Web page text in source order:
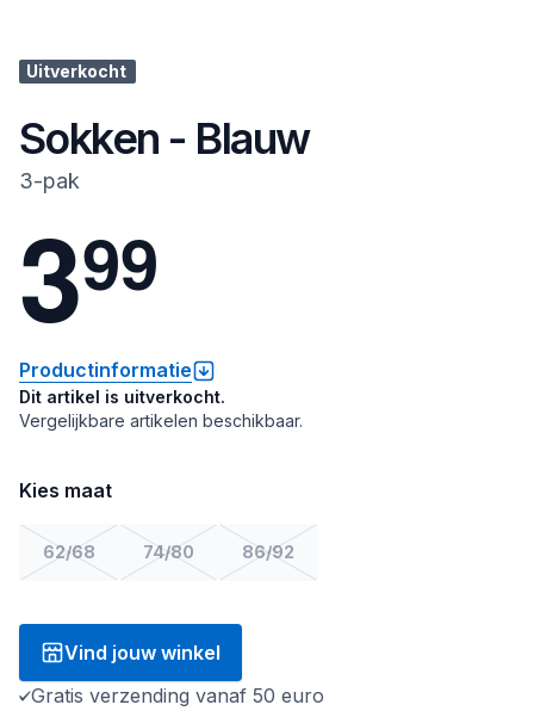
Uitverkocht
Sokken - Blauw
3-pak
399
Productinformatie
Dit artikel is uitverkocht.
Vergelijkbare artikelen beschikbaar.
Kies maat
62/68 74/80 86/92
Vind jouw winkel
Gratis verzending vanaf 50 euro